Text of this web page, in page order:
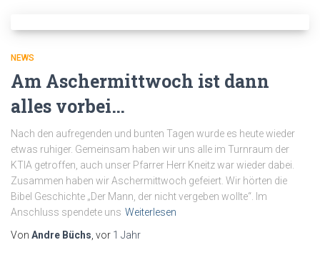
NEWS
Am Aschermittwoch ist dann
alles vorbei…
Nach den aufregenden und bunten Tagen wurde es heute wieder
etwas ruhiger. Gemeinsam haben wir uns alle im Turnraum der
KTIA getroffen, auch unser Pfarrer Herr Kneitz war wieder dabei.
Zusammen haben wir Aschermittwoch gefeiert. Wir hörten die
Bibel Geschichte „Der Mann, der nicht vergeben wollte“. Im
Anschluss spendete uns Weiterlesen
Von Andre Büchs, vor 1 Jahr